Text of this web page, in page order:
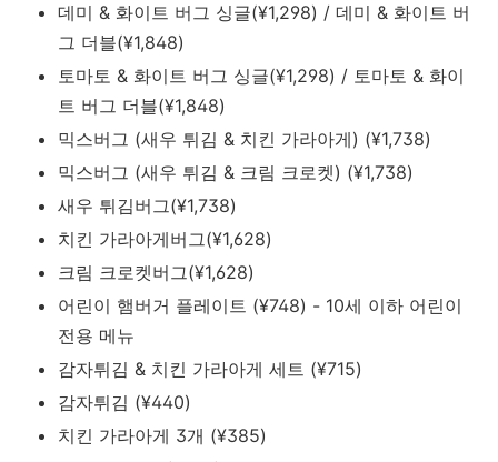
데미 & 화이트 버그 싱글(¥1,298) / 데미 & 화이트 버
그 더블(¥1,848)
토마토 & 화이트 버그 싱글(¥1,298) / 토마토 & 화이
트 버그 더블(¥1,848)
믹스버그 (새우 튀김 & 치킨 가라아게) (¥1,738)
믹스버그 (새우 튀김 & 크림 크로켓) (¥1,738)
새우 튀김버그(¥1,738)
치킨 가라아게버그(¥1,628)
크림 크로켓버그(¥1,628)
어린이 햄버거 플레이트 (¥748) - 10세 이하 어린이
전용 메뉴
감자튀김 & 치킨 가라아게 세트 (¥715)
감자튀김 (¥440)
치킨 가라아게 3개 (¥385)